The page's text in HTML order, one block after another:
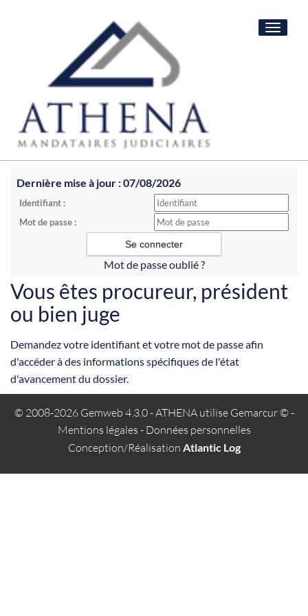
Toggle
Dernière mise à jour : 07/08/2026
Identifiant :
Mot de passe :
Mot de passe oublié ?
Vous êtes procureur, président
ou bien juge
Demandez votre identifiant et votre mot de passe afin
d'accéder à des informations spécifiques de l'état
d'avancement du dossier.
© 2008-2026 Gemweb 4.3.0- ATHENA utilise Gemarcur ©-
Mentions légales - Données personnelles
Conception/Réalisation Atlantic Log